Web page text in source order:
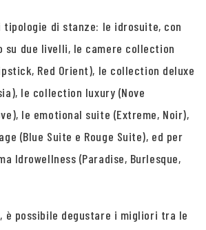
di stanze: le idrosuite, con
su due livelli, le camere collection
Red Orient), le collection deluxe
le collection luxury (Nove
le emotional suite (Extreme, Noir),
(Blue Suite e Rouge Suite), ed per
Idrowellness (Paradise, Burlesque,
è possibile degustare i migliori tra le